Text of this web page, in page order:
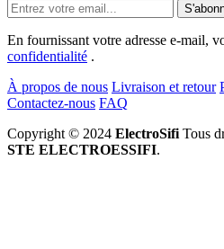
En fournissant votre adresse e-mail,
confidentialité .
À propos de nous Livraison et retour
Contactez-nous FAQ
Copyright © 2024 ElectroSifi Tous
STE ELECTROESSIFI.